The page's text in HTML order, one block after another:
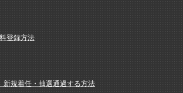
登録方法
新規着任・抽選通過する方法